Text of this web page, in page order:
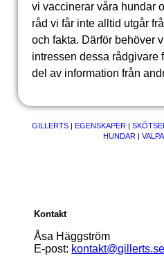
vi vaccinerar våra hundar
råd vi får inte alltid utgår
och fakta. Därför behöver
intressen dessa rådgivare
del av information från
GILLERTS |EGENSKAPER | SKÖTSEL
HUNDAR |
Kontakt
Åsa Häggström
E-post: kontakt@gillerts.se